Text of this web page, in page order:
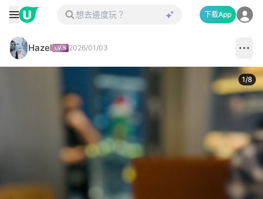
下載App
Hazel 2026/01/03
1/8